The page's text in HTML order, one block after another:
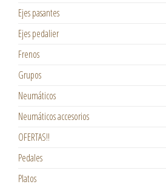
Ejes pasantes
Ejes pedalier
Frenos
Grupos
Neumáticos
Neumáticos accesorios
OFERTAS!!
Pedales
Platos